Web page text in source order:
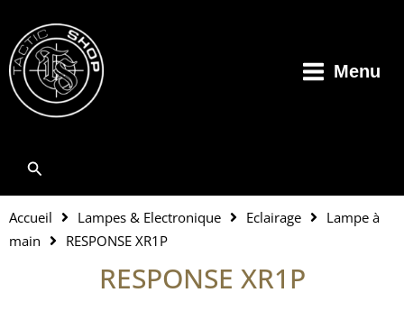
contenu
Menu
Rechercher
Accueil Lampes & Electronique Eclairage
Lampe à
main
RESPONSE XR1P
RESPONSE XR1P